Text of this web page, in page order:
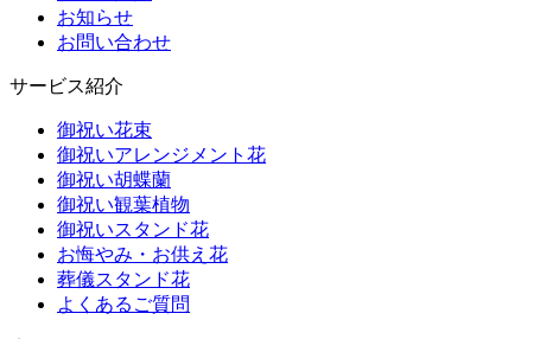
お知らせ
お問い合わせ
サービス紹介
御祝い花束
御祝いアレンジメント花
御祝い胡蝶蘭
御祝い観葉植物
御祝いスタンド花
お悔やみ・お供え花
葬儀スタンド花
よくあるご質問